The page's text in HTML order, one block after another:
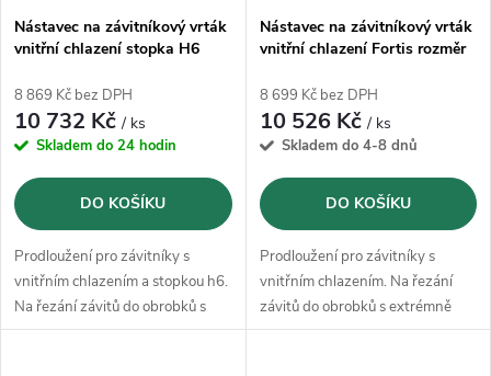
Nástavec na závitníkový vrták
vnitřní chlazení stopka H6
8 869 Kč bez DPH
10 732 Kč/ ks
Skladem do 24 hodin
DO KOŠÍKU
Prodloužení pro závitníky s
vnitřním chlazením a stopkou h6.
Na řezání závitů do obrobků s
extrémně hluboko uloženými
Nástavec na závitníkový vrták
vnitřní chlazení Fortis rozměr
8 699 Kč bez DPH
10 526 Kč/ ks
Skladem do 4-8 dnů
DO KOŠÍKU
Prodloužení pro závitníky s
vnitřním chlazením. Na řezání
závitů do obrobků s extrémně
hluboko uloženými vnitřními